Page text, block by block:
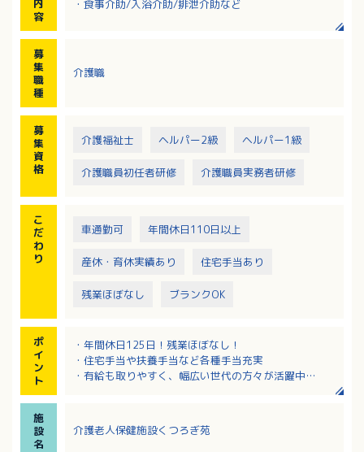
内
容
・食事介助/入浴介助/排泄介助など
募
集
職
種
介護職
募
集
資
格
介護福祉士 ヘルパー2級 ヘルパー1級
介護職員初任者研修 介護職員実務者研修
こ
だ
わ
り
車通勤可 年間休日110日以上
産休・育休実績あり 住宅手当あり
残業ほぼなし ブランクOK
ポ
イ
ン
ト
・年間休日125日！残業ほぼなし！
・住宅手当や扶養手当など各種手当充実
・有給も取りやすく、幅広い世代の方々が活躍中
ックアップ体制
施
設
名
介護老人保健施設くつろぎ苑